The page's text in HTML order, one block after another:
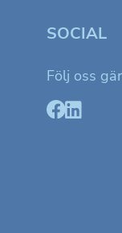
SOCIAL
Följ oss